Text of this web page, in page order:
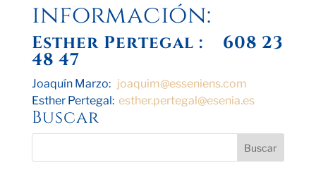
información:
Esther Pertegal : 608 23
48 47
Joaquín Marzo: joaquim@esseniens.com
Esther Pertegal: esther.pertegal@esenia.es
Buscar